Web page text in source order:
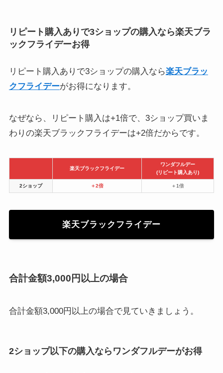
リピート購入ありで3ショップの購入なら楽天ブラ
ックフライデーお得
リピート購入ありで3ショップの購入なら楽天ブラッ
クフライデーがお得になります。
なぜなら、リピート購入は+1倍で、3ショップ買いま
わりの楽天ブラックフライデーは+2倍だからです。
楽天ブラックフライデー
ワンダフルデー
(リピート購入あり)
2ショップ ＋2倍 ＋1倍
楽天ブラックフライデー
合計金額3,000円以上の場合
合計金額3,000円以上の場合で見ていきましょう。
2ショップ以下の購入ならワンダフルデーがお得